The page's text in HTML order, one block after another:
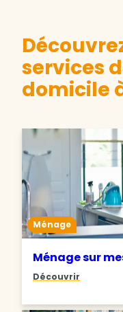
services
domicile
Ménage
Ménage sur
Découvrir